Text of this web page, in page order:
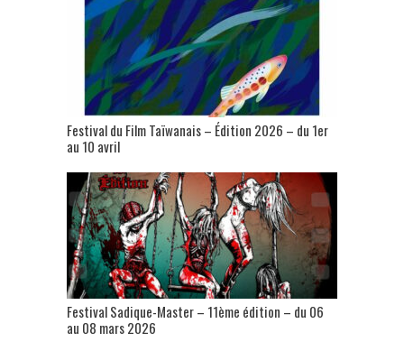
Festival du Film Taïwanais – Édition 2026 – du 1er
au 10 avril
Festival Sadique-Master – 11ème édition – du 06
au 08 mars 2026